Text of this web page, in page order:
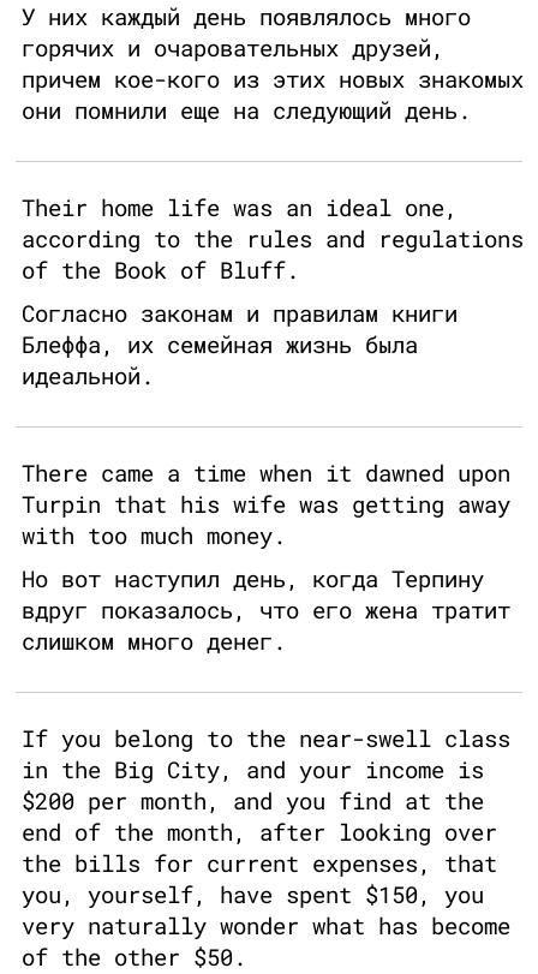
У них каждый день появлялось много
горячих и очаровательных друзей,
причем кое-кого из этих новых знакомых
они помнили еще на следующий день.
Their home life was an ideal one,
according to the rules and regulations
of the Book of Bluff.
Согласно законам и правилам книги
Блеффа, их семейная жизнь была
идеальной.
There came a time when it dawned upon
Turpin that his wife was getting away
with too much money.
Но вот наступил день, когда Терпину
вдруг показалось, что его жена тратит
слишком много денег.
If you belong to the near-swell class
in the Big City, and your income is
$200 per month, and you find at the
end of the month, after looking over
the bills for current expenses, that
you, yourself, have spent $150, you
very naturally wonder what has become
of the other $50.